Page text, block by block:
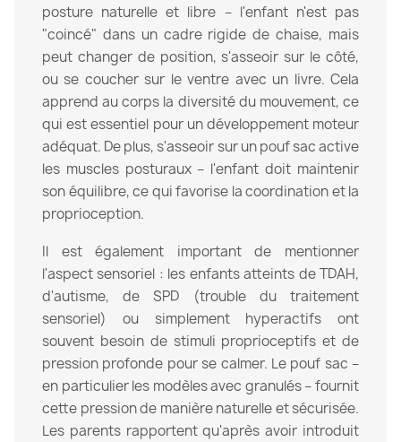
posture naturelle et libre – l'enfant n'est pas
"coincé" dans un cadre rigide de chaise, mais
peut changer de position, s'asseoir sur le côté,
ou se coucher sur le ventre avec un livre. Cela
apprend au corps la diversité du mouvement, ce
qui est essentiel pour un développement moteur
adéquat. De plus, s'asseoir sur un pouf sac active
les muscles posturaux – l'enfant doit maintenir
son équilibre, ce qui favorise la coordination et la
proprioception.
Il est également important de mentionner
l'aspect sensoriel : les enfants atteints de TDAH,
d'autisme, de SPD (trouble du traitement
sensoriel) ou simplement hyperactifs ont
souvent besoin de stimuli proprioceptifs et de
pression profonde pour se calmer. Le pouf sac –
en particulier les modèles avec granulés – fournit
cette pression de manière naturelle et sécurisée.
Les parents rapportent qu'après avoir introduit